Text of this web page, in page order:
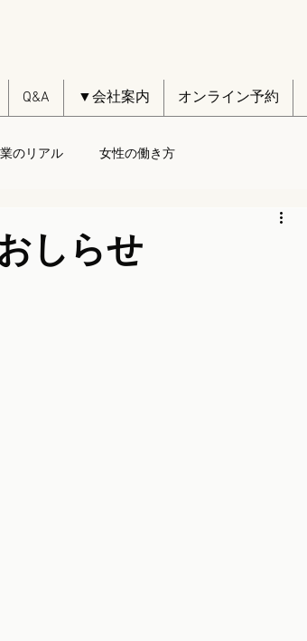
Q&A ▼会社案内 オンライン予約
のリアル 女性の働き方
しらせ